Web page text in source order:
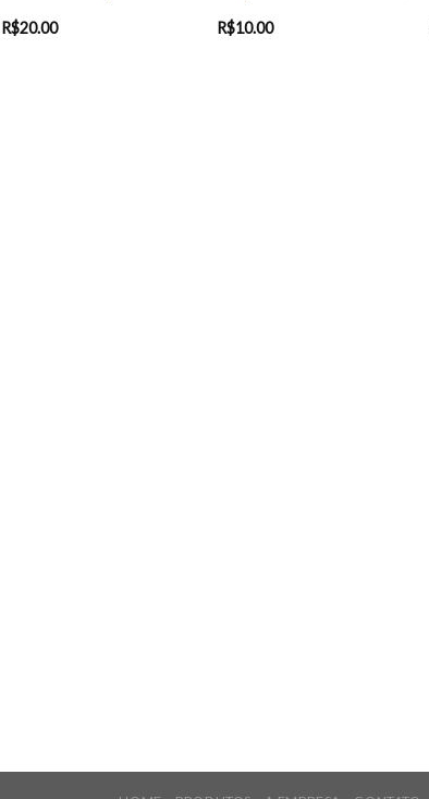
R$20.00 R$10.00